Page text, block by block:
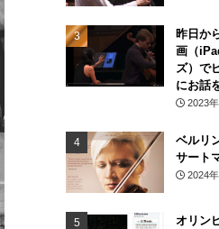
昨日か
画（
ズ）で
にお話
2023
ベルリ
サート
2024
オリン